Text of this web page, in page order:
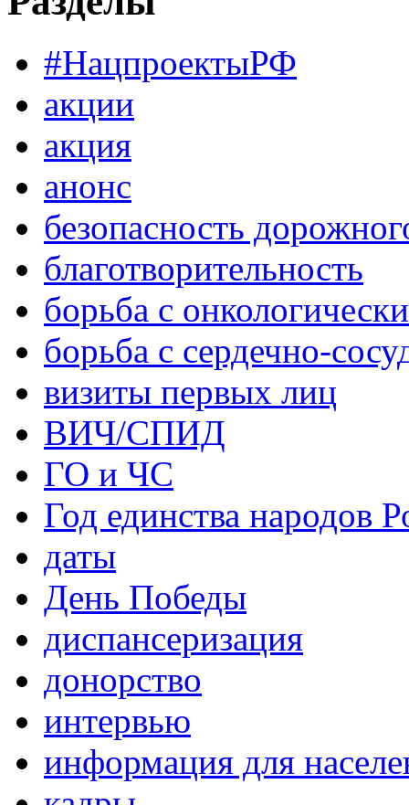
#НацпроектыРФ
акции
акция
анонс
безопасность
благотворительность
борьба с
борьба с сердечно-
визиты первых лиц
ВИЧ/СПИД
ГО и ЧС
Год единства народов
даты
День Победы
диспансеризация
донорство
интервью
информация для